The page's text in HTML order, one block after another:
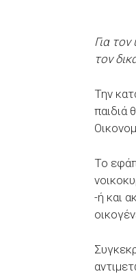
Για
τον
Την
παιδιά
Το
-ή και